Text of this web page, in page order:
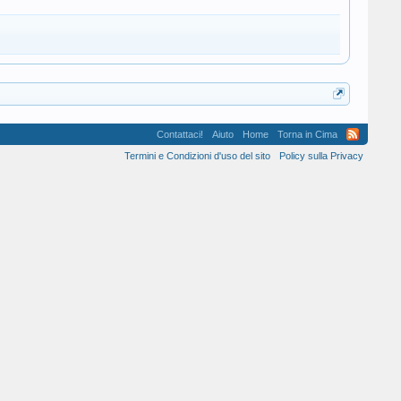
Contattaci! Aiuto Home
Torna in Cima
Termini e Condizioni d'uso del sito
Policy sulla Privacy